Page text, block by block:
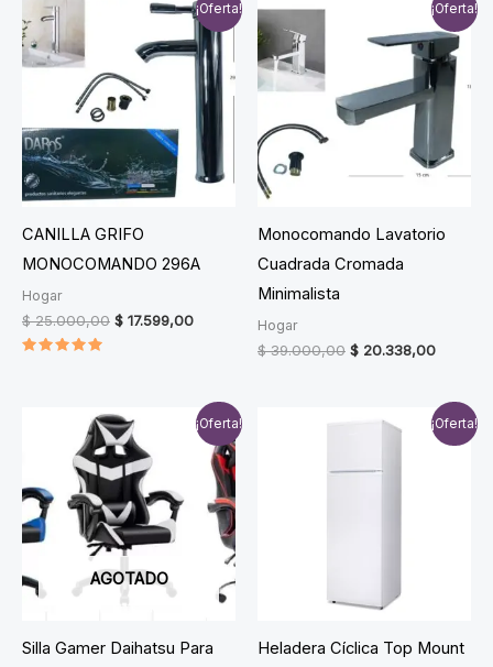
¡Oferta!
CANILLA GRIFO
MONOCOMANDO 296A
Hogar
$25.000,00 Original
$ 17.599,00Current
¡Oferta!
Monocomando Lavatorio
Cuadrada Cromada
Minimalista
Hogar
$39.000,00 Original
$ 39.000,00.
$ 20.338,00Current
$
¡Oferta!
AGOTADO
Silla Gamer Daihatsu Para
¡Oferta!
Heladera Cíclica Top Mount